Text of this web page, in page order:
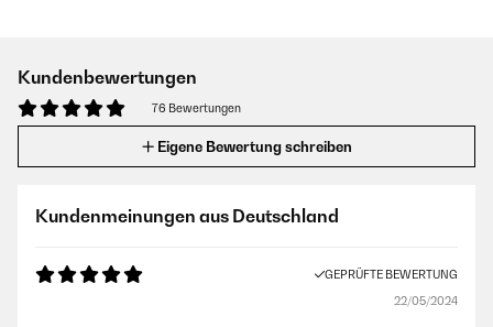
Kundenbewertungen
76 Bewertungen
Eigene Bewertung schreiben
Kundenmeinungen aus Deutschland
GEPRÜFTE BEWERTUNG
22/05/2024